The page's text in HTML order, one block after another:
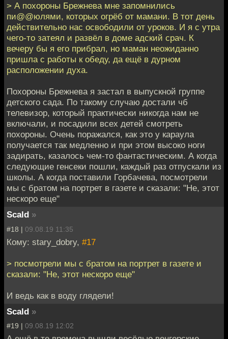
> А похороны Брежнева мне запомнились
пи@@юлями, которых огрёб от мамани. В тот день
действительно нас освободили от уроков. И я с утра
чего-то затеял и развёл в доме адский срач. К
вечеру бы я его прибрал, но маман неожиданно
пришла с работы к обеду, да ещё в дурном
расположении духа.
Похороны Брежнева я застал в выпускной группе
детского сада. По такому случаю достали чб
телевизор, который практически никогда нам не
включали, и посадили всех детей смотреть
похороны. Очень поражался, как это у караула
получается так медленно и при этом высоко ноги
задирать, казалось чем-то фантастическим. А когда
следующие генсеки пошли, каждый раз отпускали из
школы. А когда поставили Горбачева, посмотрели
мы с братом на портрет в газете и сказали: "Не, этот
нескоро еще"
Scald »
#18 | 09.08.19 11:35
Кому: stary_dobry, #17
> посмотрели мы с братом на портрет в газете и
сказали: "Не, этот нескоро еще"
И ведь как в воду глядели!
Scald »
#19 | 09.08.19 12:02